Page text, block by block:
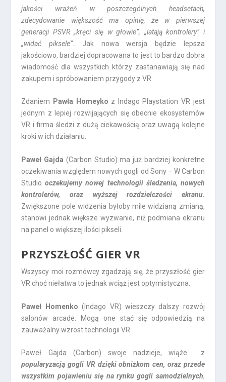
jakości wrażeń w poszczególnych headsetach,
zdecydowanie większość ma opinię, że w pierwszej
generacji PSVR „kręci się w głowie”, „latają kontrolery” i
„widać piksele”. Jak nowa wersja będzie lepsza
jakościowo, bardziej dopracowana to jest to bardzo dobra
wiadomość dla wszystkich którzy zastanawiają się nad
zakupem i spróbowaniem przygody z VR.
Zdaniem Pawła Homeyko z Indago Playstation VR jest
jednym z lepiej rozwijających się obecnie ekosystemów
VR i firma śledzi z dużą ciekawością oraz uwagą kolejne
kroki w ich działaniu.
Paweł Gajda (Carbon Studio) ma już bardziej konkretne
oczekiwania względem nowych gogli od Sony – W Carbon
Studiooczekujemy nowej technologii śledzenia, nowych
kontrolerów, oraz wyższej rozdzielczości ekranu.
Zwiększone pole widzenia byłoby mile widzianą zmianą,
stanowi jednak większe wyzwanie, niż podmiana ekranu
na panel o większej ilości pikseli.
PRZYSZŁOŚĆ GIER VR
Wszyscy moi rozmówcy zgadzają się, że przyszłość gier
VR choć niełatwa to jednak wciąż jest optymistyczna.
Paweł Homenko (Indago VR) wieszczy dalszy rozwój
salonów arcade. Mogą one stać się odpowiedzią na
zauważalny wzrost technologii VR.
Paweł Gajda (Carbon) swoje nadzieje, wiąże z
popularyzacją gogli VR dzięki obniżkom cen, oraz przede
wszystkim pojawieniu się na rynku gogli samodzielnych,